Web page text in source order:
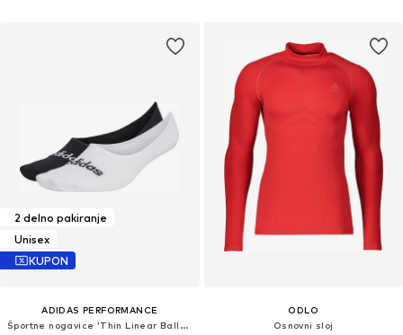
2 delno pakiranje
Unisex
KUPON
ADIDAS PERFORMANCE
Športne nogavice 'Thin Linear Ballerina 2 Pairs'
ODLO
Osnovni sloj